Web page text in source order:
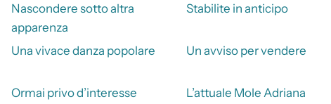
Nascondere sotto altra
apparenza
Stabilite in anticipo
Una vivace danza popolare Un avviso per vendere
Ormai privo d’interesse
L’attuale Mole Adriana